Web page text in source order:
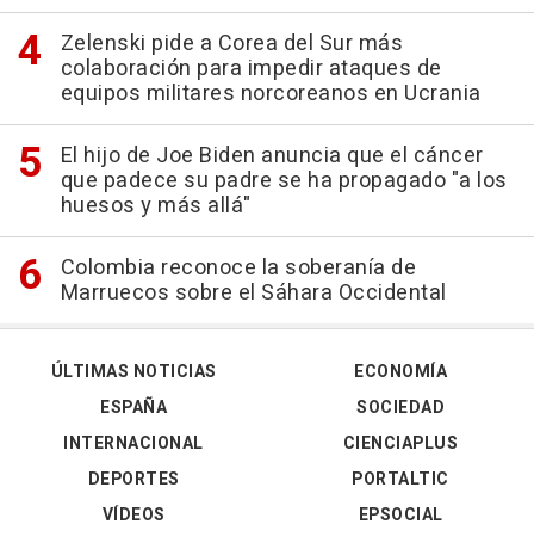
Zelenski pide a Corea del Sur más
colaboración para impedir ataques de
equipos militares norcoreanos en Ucrania
El hijo de Joe Biden anuncia que el cáncer
que padece su padre se ha propagado "a los
huesos y más allá"
Colombia reconoce la soberanía de
Marruecos sobre el Sáhara Occidental
ÚLTIMAS NOTICIAS
ESPAÑA
INTERNACIONAL
DEPORTES
VÍDEOS
ECONOMÍA
SOCIEDAD
CIENCIAPLUS
PORTALTIC
EPSOCIAL